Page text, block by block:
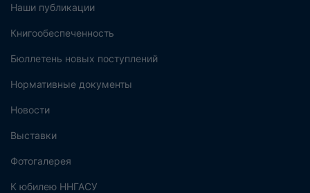
Наши публикации
Книгообеспеченность
Бюллетень новых поступлений
Нормативные документы
Новости
Выставки
Фотогалерея
К юбилею ННГАСУ